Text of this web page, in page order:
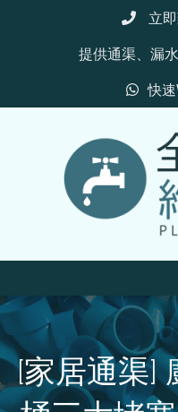
立
提供通渠、漏
快
[家居通渠]